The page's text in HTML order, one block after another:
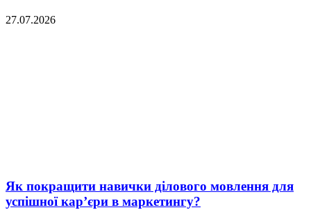
27.07.2026
Як покращити навички ділового мовлення для
успішної кар’єри в маркетингу?